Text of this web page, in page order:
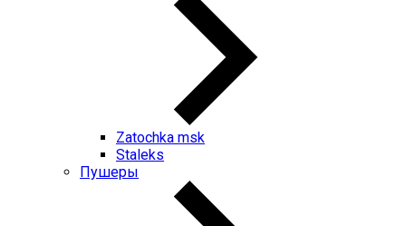
Zatochka msk
Staleks
Пушеры